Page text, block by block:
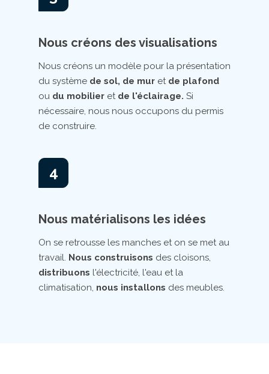
Nous créons des visualisations
Nous créons un modèle pour la présentation
du système de sol, de mur et de plafond
ou du mobilier et de l'éclairage. Si
nécessaire, nous nous occupons du permis
de construire.
4
Nous matérialisons les idées
On se retrousse les manches et on se met au
travail. Nous construisons des cloisons,
distribuons l'électricité, l'eau et la
climatisation, nous installons des meubles.